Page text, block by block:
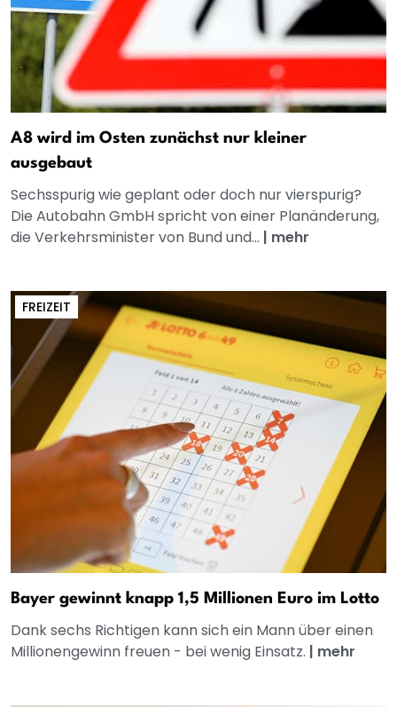
A8 wird im Osten zunächst nur kleiner
ausgebaut
Sechsspurig wie geplant oder doch nur vierspurig?
Die Autobahn GmbH spricht von einer Planänderung,
die Verkehrsminister von Bund und... | mehr
FREIZEIT
Bayer gewinnt knapp 1,5 Millionen Euro im Lotto
Dank sechs Richtigen kann sich ein Mann über einen
Millionengewinn freuen - bei wenig Einsatz. | mehr